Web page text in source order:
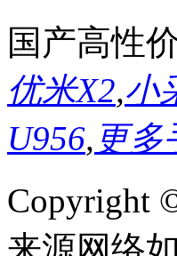
国产高性
优米X2,小
U956, 更多
Copyright